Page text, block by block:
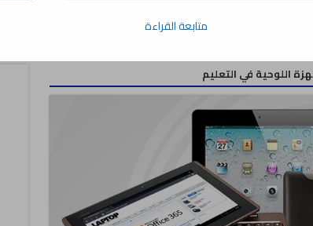
اللوحية في التعليم
متابعة القراءة